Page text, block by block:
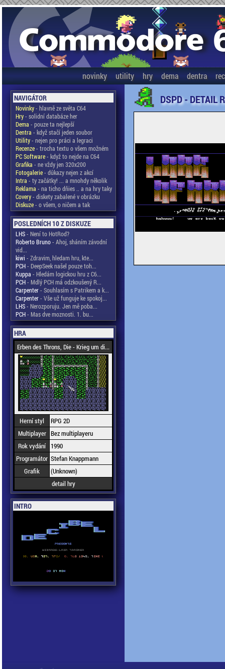
novinky utility hry dema dentra
NAVIGÁTOR
Novinky- hlavně ze světa C64
Hry- solidní databáze her
Dema - pouze ta nejlepší
Dentra - když stačí jeden soubor
Utility- nejen pro práci a legraci
Recenze- trocha textu o všem možném
PC Software- když to nejde na C64
Grafika - ne vždy jen 320x200
Fotogalerie- důkazy nejen z akcí
Intra - ty začátky! ... a mnohdy několik
Reklama - na ticho dňies .. a na hry taky
Covery- diskety zabalené v obrázku
Diskuze- o všem, o ničem a tak
POSLEDNÍCH 10 Z DISKUZE
LHS- Není to HotRod?
Roberto Bruno- Ahoj, sháním závodní
vid...
kiwi - Zdravim, hledam hru, kte...
PCH- DeepSeek našel pouze toh...
Kuppa - Hledám logickou hru z C6...
PCH- Mdlý PCH má odzkoušený R...
Carpenter- Souhlasím s Patrikem a k...
Carpenter- Vše už funguje ke spokoj...
LHS- Nerozporuju. Jen mě poba...
PCH- Mas dve moznosti. 1. bu...
HRA
Erben des Throns, Die - Krieg um di...
Herní styl
RPG 2D
Multiplayer Bez multiplayeru
Rok vydání
1990
Programátor Stefan Knappmann
Grafik
(Unknown)
detail hry
INTRO
DSPD - DETAIL